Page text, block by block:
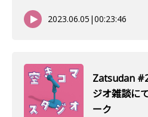
2023.06.05 |00:23:46
Zatsudan
ジオ雑談に
ーク